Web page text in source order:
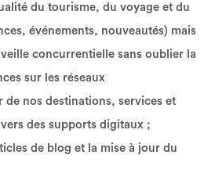
du tourisme, du voyage et du
événements, nouveautés) mais
concurrentielle sans oublier la
sur les réseaux
de nos destinations, services et
des supports digitaux ;
de blog et la mise à jour du